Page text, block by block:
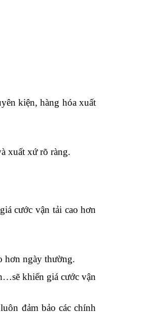
kiện, hàng hóa xuất
xuất xứ rõ ràng.
cước vận tải cao hơn
hơn ngày thường.
khiến giá cước vận
đảm bảo các chính